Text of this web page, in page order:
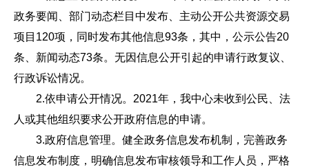
政务要闻、部门动态栏目中发布、主动公开公共资源交易
项目120项，同时发布其他信息93条，其中，公示公告20
条、新闻动态73条。无因信息公开引起的申请行政复议、
行政诉讼情况。
2.依申请公开情况。2021年，我中心未收到公民、法
人或其他组织要求公开政府信息的申请。
3.政府信息管理。健全政务信息发布机制，完善政务
信息发布制度，明确信息发布审核领导和工作人员，严格